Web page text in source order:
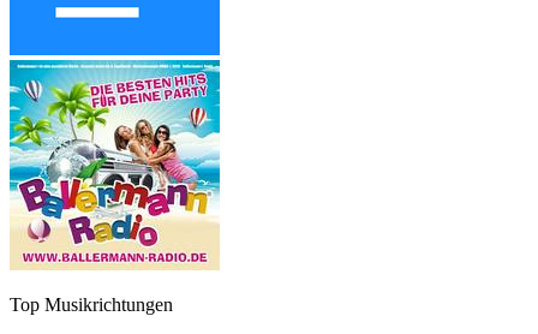
Top Musikrichtungen